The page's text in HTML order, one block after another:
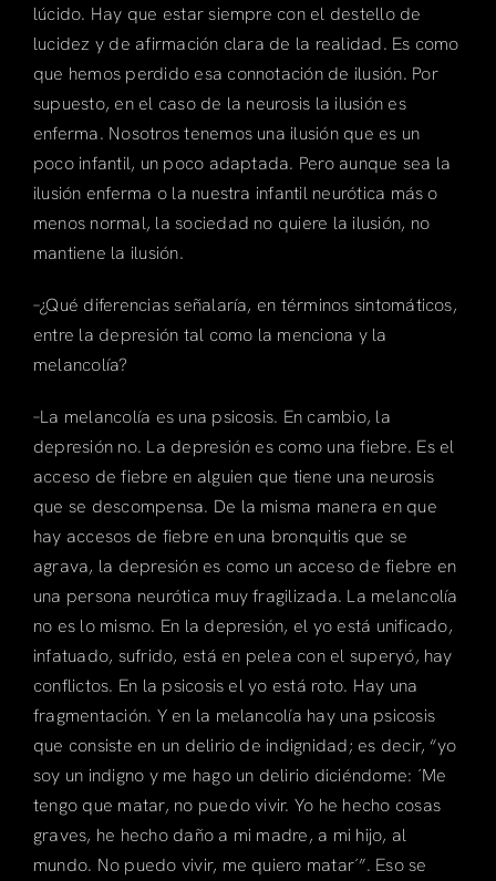
lúcido. Hay que estar siempre con el destello de
lucidez y de afirmación clara de la realidad. Es como
que hemos perdido esa connotación de ilusión. Por
supuesto, en el caso de la neurosis la ilusión es
enferma. Nosotros tenemos una ilusión que es un
poco infantil, un poco adaptada. Pero aunque sea la
ilusión enferma o la nuestra infantil neurótica más o
menos normal, la sociedad no quiere la ilusión, no
mantiene la ilusión.
–¿Qué diferencias señalaría, en términos sintomáticos,
entre la depresión tal como la menciona y la
melancolía?
–La melancolía es una psicosis. En cambio, la
depresión no. La depresión es como una fiebre. Es el
acceso de fiebre en alguien que tiene una neurosis
que se descompensa. De la misma manera en que
hay accesos de fiebre en una bronquitis que se
agrava, la depresión es como un acceso de fiebre en
una persona neurótica muy fragilizada. La melancolía
no es lo mismo. En la depresión, el yo está unificado,
infatuado, sufrido, está en pelea con el superyó, hay
conflictos. En la psicosis el yo está roto. Hay una
fragmentación. Y en la melancolía hay una psicosis
que consiste en un delirio de indignidad; es decir, “yo
soy un indigno y me hago un delirio diciéndome: ´Me
tengo que matar, no puedo vivir. Yo he hecho cosas
graves, he hecho daño a mi madre, a mi hijo, al
mundo. No puedo vivir, me quiero matar´”. Eso se